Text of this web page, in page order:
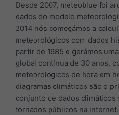
Desde 2007, meteoblue foi
dados do modelo
2014 nós começámos a
meteorológicos com dados
partir de 1985 e gerámos
global contínua de 30 anos,
meteorológicos de hora em
diagramas climáticos são o
conjunto de dados climáticos
tornados públicos na